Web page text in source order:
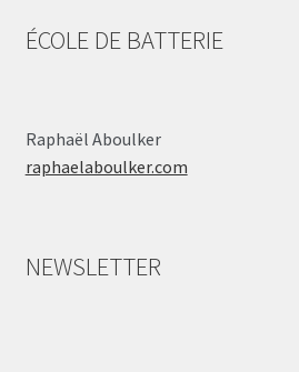
ÉCOLE DE BATTERIE
Raphaël Aboulker
raphaelaboulker.com
NEWSLETTER